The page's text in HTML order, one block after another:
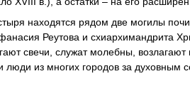
находятся рядом две могилы
Реутова и схиархимандрита
свечи, служат молебны,
из многих городов за духовным